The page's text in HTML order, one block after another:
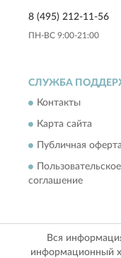
8 (495) 212-11-56
ПН-ВС 9:00-21:00
СЛУЖБА
Контакты
Карта сайта
Публичная оферта
Пользовательское
соглашение
Вся
информационный